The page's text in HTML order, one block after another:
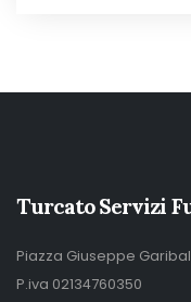
Turcato Servizi
Piazza Giuseppe
P.iva 02134760350